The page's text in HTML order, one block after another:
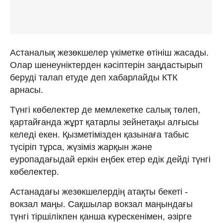
Астаналық жезөкшелер үкіметке өтініш жасады.
Олар шенеуніктерден кәсіптерін заңдастырып
беруді талап етуде деп хабарлайды КТК
арнасы.
Түнгі көбелектер де мемлекетке салық төлеп,
қартайғанда жұрт қатарлы зейнетақы алғысы
келеді екен. Қызметімізден қазынаға табыс
түсіріп тұрса, жүзіміз жарқын және
еуропадағыдай еркін еңбек етер едік дейді түнгі
көбелектер.
Астанадағы жезөкшелердің атақты бекеті -
вокзал маңы. Сақшылар вокзал маңындағы
түнгі тіршілікпен қанша күрескенімен, әзірге